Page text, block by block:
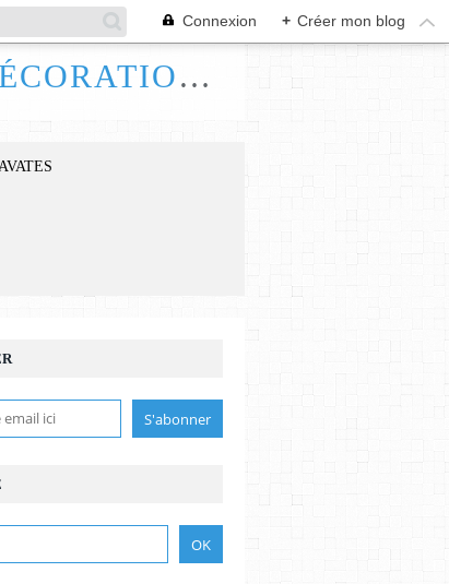
Connexion + Créer mon blog
FRANCE HANDI ART, BIJOUX ACCESSOIRES DÉCORATIONS